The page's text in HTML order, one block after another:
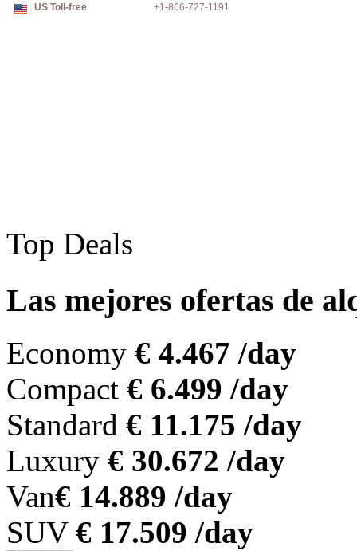
US Toll-free
+1-866-727-1191
Top Deals
Las mejores ofertas de
Economy € 4.467 /day
Compact € 6.499 /day
Standard € 11.175 /day
Luxury € 30.672 /day
Van€ 14.889 /day
SUV € 17.509 /day